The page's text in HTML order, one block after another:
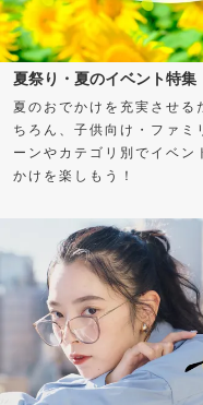
夏祭り・夏のイベント特集
夏のおでかけを充実させる
ちろん、子供向け・ファミ
ーンやカテゴリ別でイベ
かけを楽しもう！